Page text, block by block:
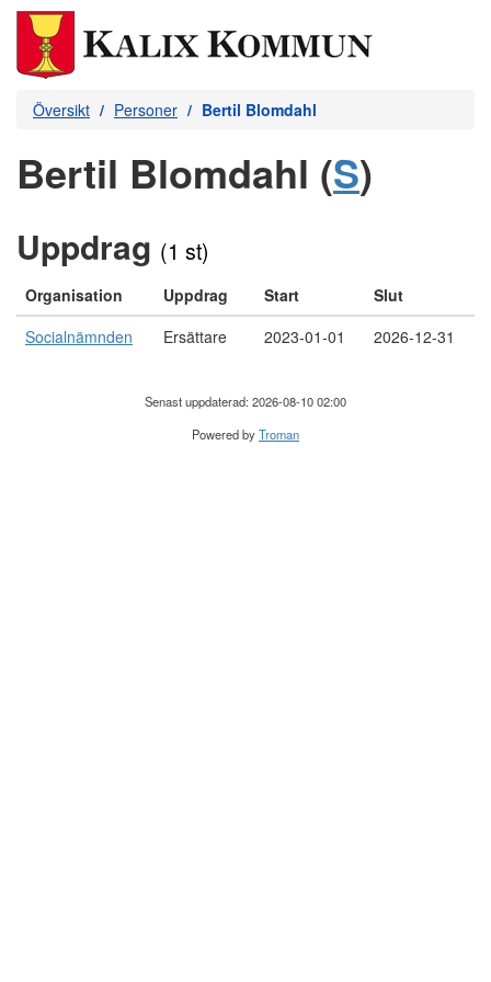
Översikt Personer Bertil Blomdahl
Bertil Blomdahl (S)
Uppdrag (1 st)
Organisation Uppdrag Start
Slut
Socialnämnden
Ersättare 2023-01-01 2026-12-31
Senast uppdaterad: 2026-08-10 02:00
Powered byTroman